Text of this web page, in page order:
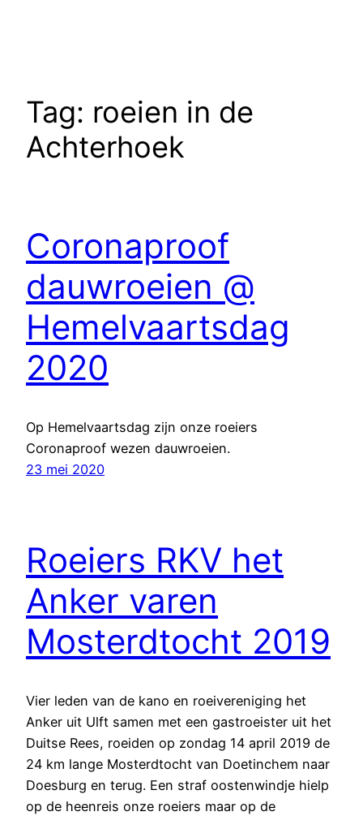
Tag: roeien in de
Achterhoek
Coronaproof
dauwroeien @
Hemelvaartsdag
2020
Op Hemelvaartsdag zijn onze roeiers
Coronaproof wezen dauwroeien.
23 mei 2020
Roeiers RKV het
Anker varen
Mosterdtocht 2019
Vier leden van de kano en roeivereniging het
Anker uit Ulft samen met een gastroeister uit het
Duitse Rees, roeiden op zondag 14 april 2019 de
24 km lange Mosterdtocht van Doetinchem naar
Doesburg en terug. Een straf oostenwindje hielp
op de heenreis onze roeiers maar op de